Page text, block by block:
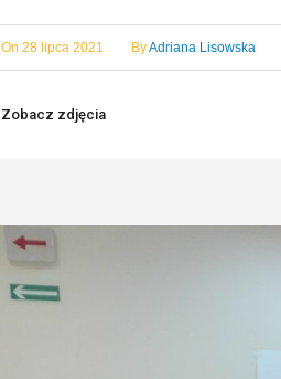
On 28 lipca 2021 ByAdriana Lisowska
Zobacz zdjęcia